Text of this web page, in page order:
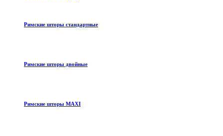
Римские шторы стандартные
Римские шторы двойные
Римские шторы MAXI